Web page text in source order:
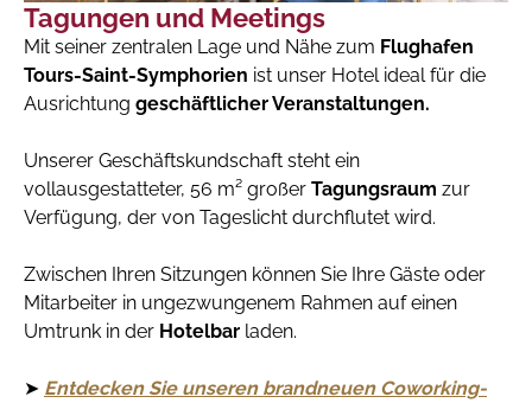
Tagungen und Meetings
Mit seiner zentralen Lage und Nähe zum Flughafen
Tours-Saint-Symphorien ist unser Hotel ideal für die
Ausrichtung geschäftlicher Veranstaltungen.
Unserer Geschäftskundschaft steht ein
vollausgestatteter, 56 m² großer Tagungsraum zur
Verfügung, der von Tageslicht durchflutet wird.
Zwischen Ihren Sitzungen können Sie Ihre Gäste oder
Mitarbeiter in ungezwungenem Rahmen auf einen
Umtrunk in der Hotelbar laden.
➤ Entdecken Sie unseren brandneuen Coworking-